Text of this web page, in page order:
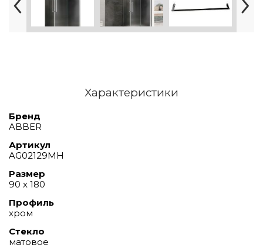
Характеристики
Бренд
ABBER
Артикул
AG02129MH
Размер
90 х 180
Профиль
хром
Стекло
матовое